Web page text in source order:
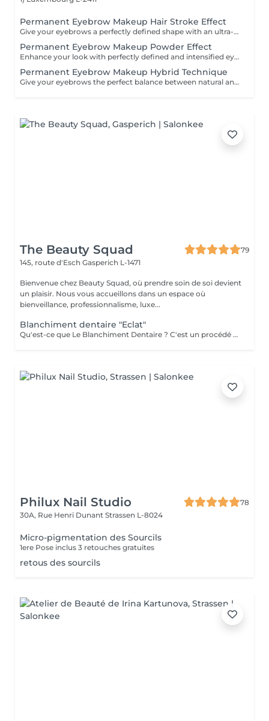
Permanent Eyebrow Makeup Hair Stroke Effect
Give your eyebrows a perfectly defined shape with an ultra-natural finish. The hair stroke technique recreates each individual hair with precision for a realistic effect, ideal for filling in sparse areas and softly enhancing the structure of your gaze. Long-lasting, harmonious results tailored to your facial featuresfor flawless brows every day, without the need for makeup.
Permanent Eyebrow Makeup Powder Effect
Enhance your look with perfectly defined and intensified eyebrows. The powder effect technique delivers a soft, uniform, makeup-like finish, similar to a pencil or shaded effect. Ideal for structuring the eyes and adding density while maintaining an elegant appearance. Long-lasting, polished results tailored to your facefor flawless brows day after day, effortlessly.
Permanent Eyebrow Makeup Hybrid Technique
Give your eyebrows the perfect balance between natural and defined. The hybrid technique combines hair strokes and a powder effect for a result that is both realistic and structured. Ideal for filling in sparse areas while adding density and a softly enhanced, makeup-like finish. Long-lasting, harmonious, and fully personalized resultsfor beautifully enhanced brows every day, effortlessly.
The Beauty Squad
79
145, route d'Esch Gasperich L-1471
Bienvenue chez Beauty Squad, où prendre soin de soi devient
un plaisir. Nous vous accueillons dans un espace où
bienveillance, professionnalisme, luxe...
Blanchiment dentaire "Eclat"
Qu'est-ce que Le Blanchiment Dentaire ? C'est un procédé qui utilise un gel blanchissant activé par une lumière avec une fréquence spécifique. Celui-ci agit sur l'émail et la dentine des dents sans affecter la structure de la dent. Le blanchiment dentaire est sûr, efficace et rapide. Pourquoi vos dents se colorent-elles ? Pour de nombreuses raisons. Les plus communes sont l'âge, la consommation de produits qui colorent les dents comme le café, le thé, les sodas, le tabac, etc. ou à cause d'un traumatisme. Pendant la période de croissance des dents, une prise régulière de tétracycline et d'autres antibiotiques peuvent également être à la base de ces décolorations. Est-ce sans danger ? La sécurité et l'efficacité du produit sont bien établies. Le produit est utilisé en toute sécurité depuis plusieurs années pour le traitement des gencives et des tissus mous. On évite l'utilisation chez les femmes enceintes ou qui allaitent. L'usage du tabac est contre-indiqué pendant le traitement de blanchiment. Certains patients éprouvent une augmentation temporaire de la sensibilité au froid pendant le traitement. Ces symptômes disparaissent entre 1 à 3 jours après la fin du traitement. Un blanchiment dentaire est-il efficace ? Oui. Le blanchiment dentaire permet d'enlever la plupart des tâches et des colorations causées par les aliments, le tabac, un traitement de canal ou le vieillissement naturel des dents. Une étude a démontré que l'utilisation de la lampe augmente l'efficacité du gel
Philux Nail Studio
78
30A, Rue Henri Dunant Strassen L-8024
Micro-pigmentation des Sourcils
1ere Pose inclus 3 retouches gratuites
retous des sourcils